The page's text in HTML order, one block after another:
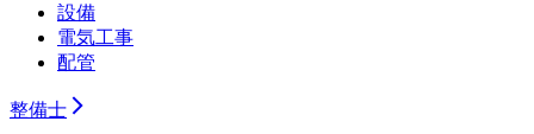
設備
電気工事
配管
整備士